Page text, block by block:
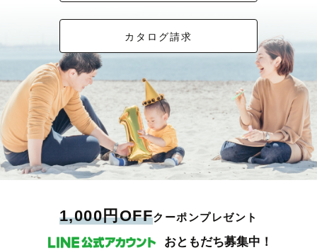
カタログ請求
1,000円OFFクーポンプレゼント
おともだち募集中！